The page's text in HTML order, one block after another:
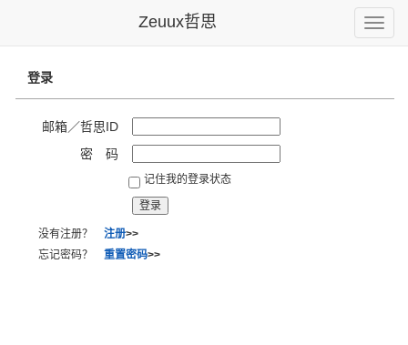
Toggle
Zeuux哲思
登录
邮箱／哲思ID
密 码
记住我的登录状态
没有注册？ 注册>>
忘记密码？ 重置密码>>